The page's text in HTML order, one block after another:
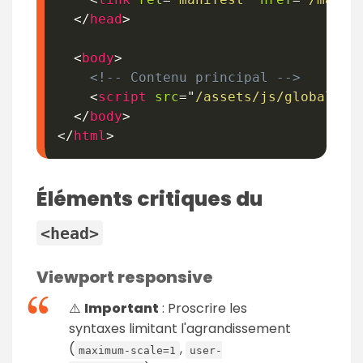
</head>
<body>
<!-- Contenu principal -->
<script src=" /assets/js/global.js
</body>
</html>
Éléments critiques du
<head>
Viewport responsive
⚠️ Important : Proscrire les
syntaxes limitant l'agrandissement
( maximum-scale=1 ,
user-